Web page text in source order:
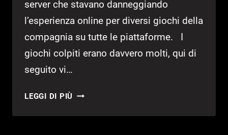
server che stavano danneggiando
l’esperienza online per diversi giochi della
compagnia su tutte le piattaforme. I
giochi colpiti erano davvero molti, qui di
seguito vi…
LEGGI DI PIÙ UBISOFT: